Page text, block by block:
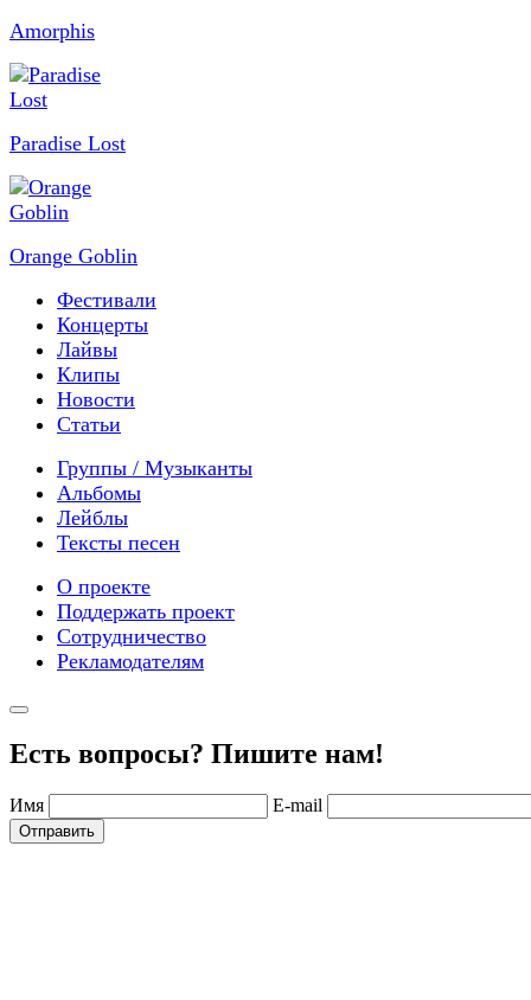
Amorphis
Paradise Lost
Orange Goblin
Фестивали
Концерты
Лайвы
Клипы
Новости
Статьи
Группы / Музыканты
Альбомы
Лейблы
Тексты песен
О проекте
Поддержать проект
Сотрудничество
Рекламодателям
Есть вопросы? Пишите нам!
Имя E-mail